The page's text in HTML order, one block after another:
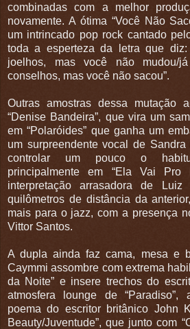
combinadas com a melhor
novamente. A ótima “Você Não
um intrincado pop rock cantado
toda a esperteza da letra que
joelhos, mas você não mudou/
conselhos, mas você não sacou”.
Outras amostras dessa mutação
“Denise Bandeira”, que vira um
em “Polaróides” que ganha um
um surpreendente vocal de
controlar um pouco o
principalmente em “Ela Vai Pro
interpretação arrasadora de
quilômetros de distância da
mais para o jazz, com a presença
Vittor Santos.
A dupla ainda faz cama, mesa e
Caymmi assombre com extrema
da Noite” e insere trechos do
atmosfera lounge de
poema do escritor britânico John
Beauty/Juventude”, que junto com